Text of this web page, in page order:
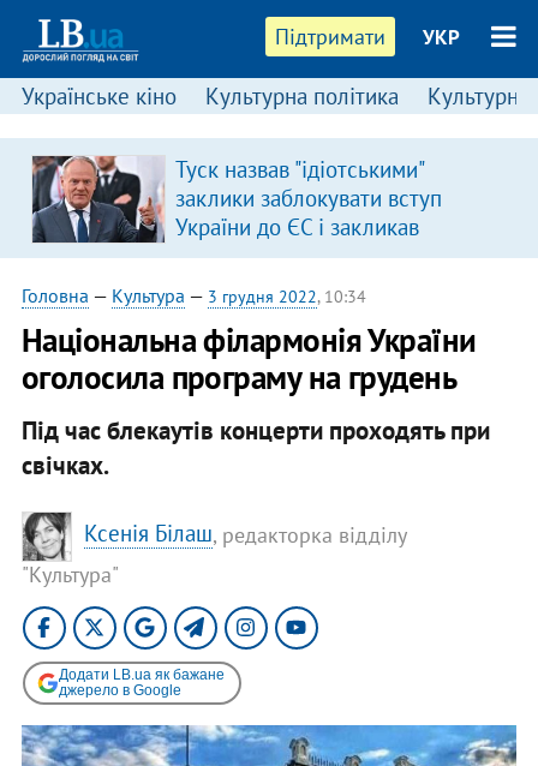
Підтримати УКР
Українське кіно Культурна політика Культурні
Туск назвав "ідіотськими"
заклики заблокувати вступ
України до ЄС і закликав
припинити антиукраїнську
риторику
Головна — Культура — 3 грудня 2022, 10:34
Національна філармонія України
оголосила програму на грудень
Під час блекаутів концерти проходять при
свічках.
Ксенія Білаш, редакторка відділу
"Культура"
Додати LB.ua як бажане
джерело в Google